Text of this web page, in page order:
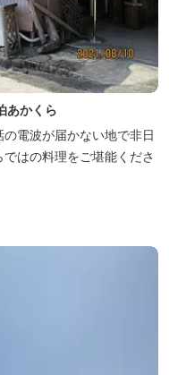
あかくら
電波が届かない地で非日
はの料理をご堪能くださ